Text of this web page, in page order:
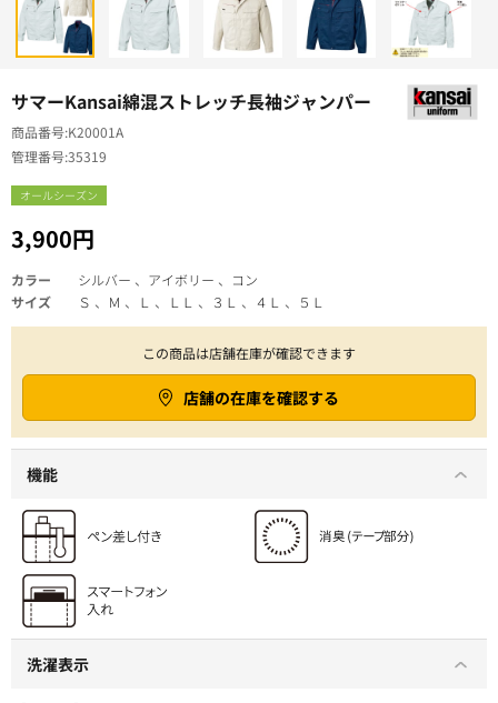
サマーKansai綿混ストレッチ長袖ジャンパー
オールシーズン
3,900円
商品番号 K20001A
管理番号35319
カラー
シルバー 、アイボリー 、コン
サイズ
Ｓ 、Ｍ 、Ｌ 、ＬＬ 、３Ｌ 、４Ｌ 、５Ｌ
この商品は店舗在庫が確認できます
店舗の在庫を確認する
機能
洗濯表示